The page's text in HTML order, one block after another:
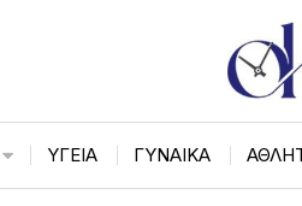
ΥΓΕΙΑ ΓΥΝΑΙΚΑ